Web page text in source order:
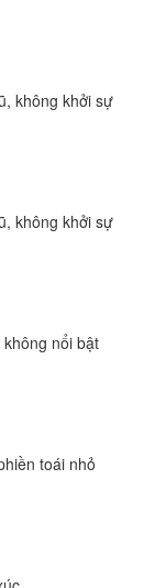
không khởi sự
không khởi sự
nổi bật
toái nhỏ